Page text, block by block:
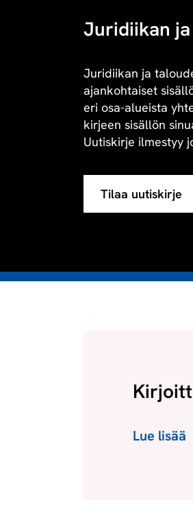
Juridiikan
Juridiikan ja
ajankohtaiset
eri osa-alueista
kirjeen sisällön
Uutiskirje ilmestyy
Tilaa uutiskirje
Lue lisää